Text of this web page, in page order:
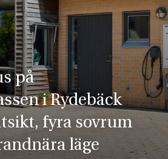
på
i Rydebäck
fyra sovrum
läge